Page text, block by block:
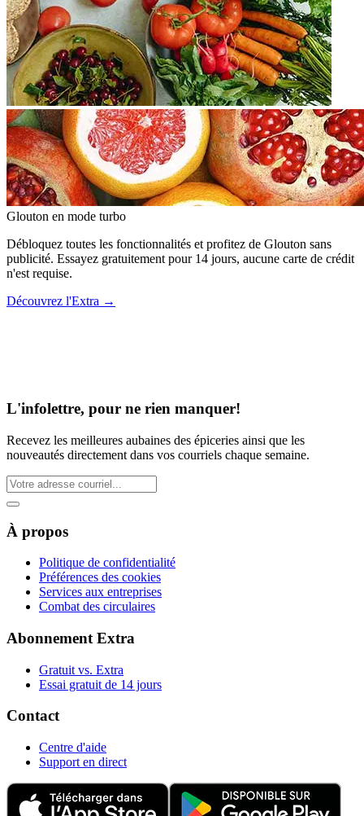
Glouton en mode turbo
Débloquez toutes les fonctionnalités et profitez de Glouton sans
publicité. Essayez gratuitement pour 14 jours, aucune carte de crédit
n'est requise.
Découvrez l'Extra →
L'infolettre, pour ne rien manquer!
Recevez les meilleures aubaines des épiceries ainsi que les
nouveautés directement dans vos courriels chaque semaine.
À propos
Politique de confidentialité
Préférences des cookies
Services aux entreprises
Combat des circulaires
Abonnement Extra
Gratuit vs. Extra
Essai gratuit de 14 jours
Contact
Centre d'aide
Support en direct